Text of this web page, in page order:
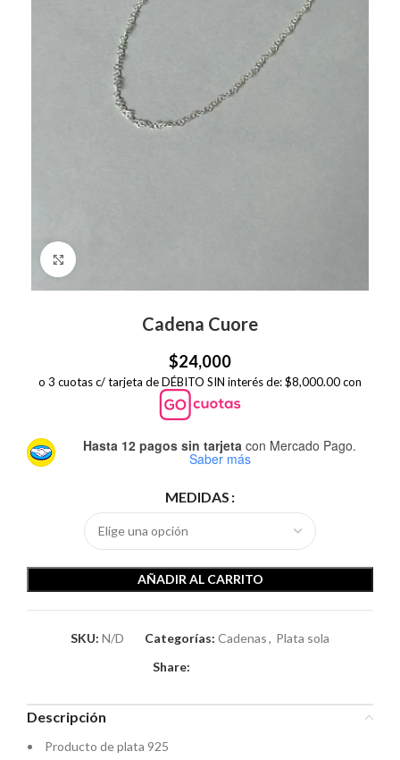
Cadena Cuore
$24,000
o 3 cuotas c/ tarjeta de DÉBITO SIN interés de: $8,000.00 con
Hasta 12 pagos sin tarjeta con Mercado Pago.
Saber más
MEDIDAS
AÑADIR AL CARRITO
SKU: N/D Categorías: Cadenas, Plata sola
Share:
Descripción
Producto de plata 925